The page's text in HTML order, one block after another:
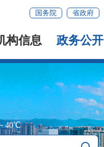
国务院 省政府
构信息 政务公开
40℃